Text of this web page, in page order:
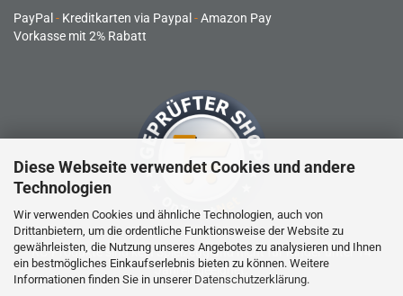
Diese Webseite verwendet Cookies und andere
Technologien
Wir verwenden Cookies und ähnliche Technologien, auch von
Drittanbietern, um die ordentliche Funktionsweise der Website zu
gewährleisten, die Nutzung unseres Angebotes zu analysieren und Ihnen
ein bestmögliches Einkaufserlebnis bieten zu können. Weitere
Informationen finden Sie in unserer Datenschutzerklärung.
PayPal - Kreditkarten via Paypal -Amazon Pay
Vorkasse mit 2% Rabatt
RC-Produkte sind kein Spielzeug und nicht für Kinder unter 14
Jahren geeignet.